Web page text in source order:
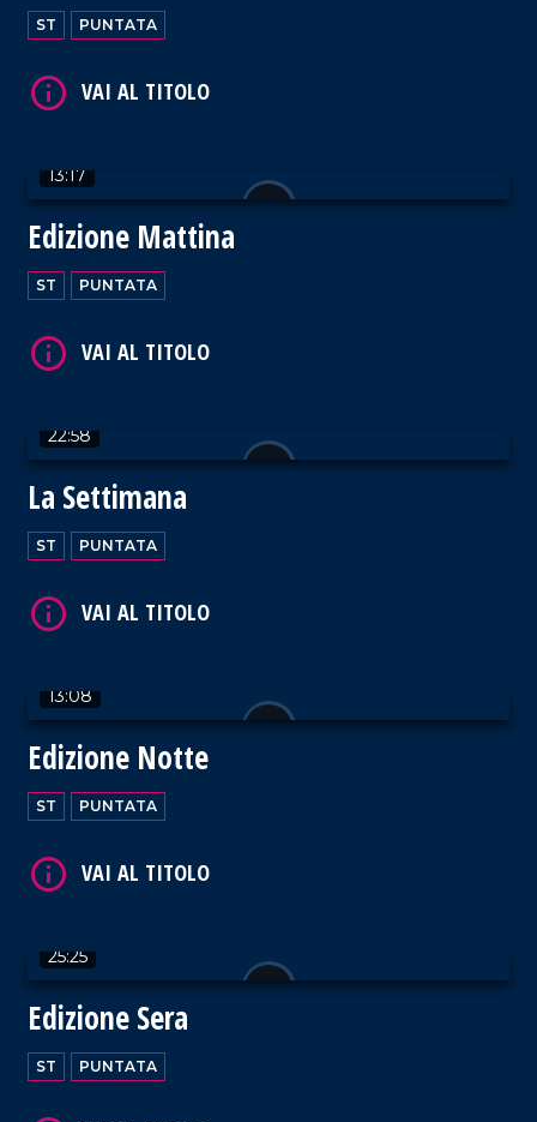
ST PUNTATA
13:17
Edizione Mattina
ST PUNTATA
22:58
La Settimana
ST PUNTATA
13:08
Edizione Notte
ST PUNTATA
25:25
Edizione Sera
ST PUNTATA
VAI AL TITOLO
VAI AL TITOLO
VAI AL TITOLO
VAI AL TITOLO
VAI AL TITOLO